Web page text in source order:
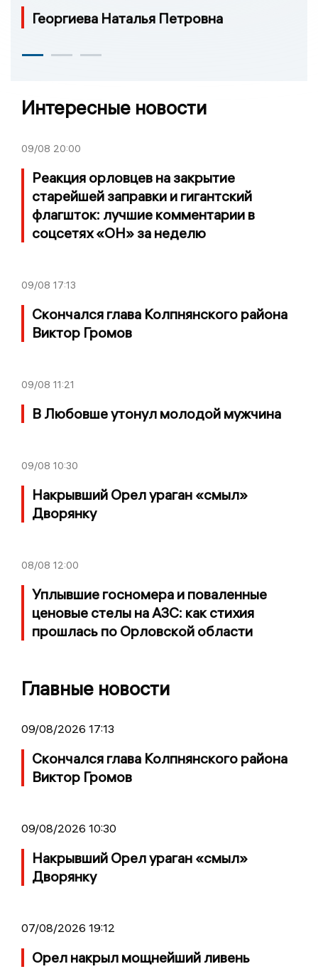
Георгиева Наталья Петровна
Интересные новости
09/08 20:00
Реакция орловцев на закрытие
старейшей заправки и гигантский
флагшток: лучшие комментарии в
соцсетях «ОН» за неделю
09/08 17:13
Скончался глава Колпнянского района
Виктор Громов
09/08 11:21
В Любовше утонул молодой мужчина
09/08 10:30
Накрывший Орел ураган «смыл»
Дворянку
08/08 12:00
Уплывшие госномера и поваленные
ценовые стелы на АЗС: как стихия
прошлась по Орловской области
Главные новости
09/08/2026 17:13
Скончался глава Колпнянского района
Виктор Громов
09/08/2026 10:30
Накрывший Орел ураган «смыл»
Дворянку
07/08/2026 19:12
Орел накрыл мощнейший ливень